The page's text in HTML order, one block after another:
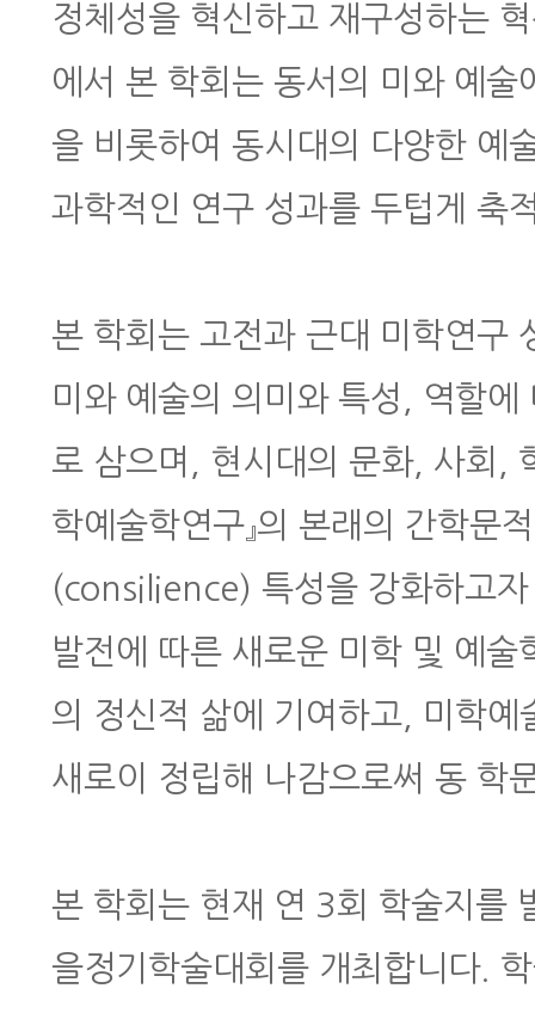
정체성을 혁신하고 재구성하는
에서 본 학회는 동서의 미와 예
을 비롯하여 동시대의 다양한 예
과학적인 연구 성과를 두텁게 축
본 학회는 고전과 근대 미학연구
미와 예술의 의미와 특성, 역할
로 삼으며, 현시대의 문화, 사회,
학예술학연구』의 본래의 간학
(consilience) 특성을 강화하고
발전에 따른 새로운 미학 및 예
의 정신적 삶에 기여하고, 미학
새로이 정립해 나감으로써 동 학
본 학회는 현재 연 3회 학술지
을정기학술대회를 개최합니다.